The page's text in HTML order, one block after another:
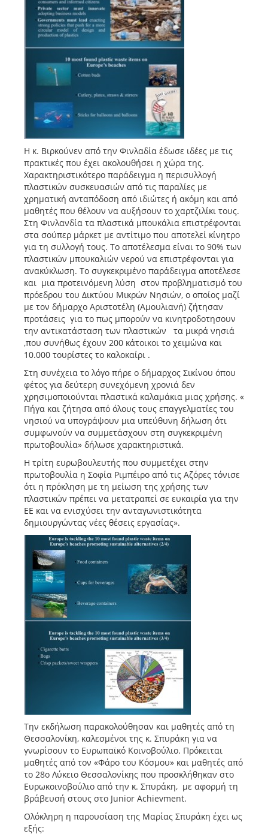
Η κ. Βιρκούνεν από την Φινλαδία έδωσε ιδέες με τις
πρακτικές που έχει ακολουθήσει η χώρα της.
Χαρακτηριστικότερο παράδειγμα η περισυλλογή
πλαστικών συσκευασιών από τις παραλίες με
χρηματική ανταπόδοση από ιδιώτες ή ακόμη και από
μαθητές που θέλουν να αυξήσουν το χαρτζιλίκι τους.
Στη Φινλανδία τα πλαστικά μπουκάλια επιστρέφονται
στα σούπερ μάρκετ με αντίτιμο που αποτελεί κίνητρο
για τη συλλογή τους. Το αποτέλεσμα είναι το 90% των
πλαστικών μπουκαλιών νερού να επιστρέφονται για
ανακύκλωση. Το συγκεκριμένο παράδειγμα αποτέλεσε
και μια προτεινόμενη λύση στον προβληματισμό του
πρόεδρου του Δικτύου Μικρών Νησιών, ο οποίος μαζί
με τον δήμαρχο Αριστοτέλη (Αμουλιανή) ζήτησαν
προτάσεις για το πως μπορούν να κινητροδοτησουν
την αντικατάσταση των πλαστικών τα μικρά νησιά
,που συνήθως έχουν 200 κάτοικοι το χειμώνα και
10.000 τουρίστες το καλοκαίρι .
Στη συνέχεια το λόγο πήρε ο δήμαρχος Σικίνου όπου
φέτος για δεύτερη συνεχόμενη χρονιά δεν
χρησιμοποιούνται πλαστικά καλαμάκια μιας χρήσης. «
Πήγα και ζήτησα από όλους τους επαγγελματίες του
νησιού να υπογράψουν μια υπεύθυνη δήλωση ότι
συμφωνούν να συμμετάσχουν στη συγκεκριμένη
πρωτοβουλία» δήλωσε χαρακτηριστικά.
Η τρίτη ευρωβουλευτής που συμμετέχει στην
πρωτοβουλία η Σοφία Ριμπέιρο από τις Αζόρες τόνισε
ότι η πρόκληση με τη μείωση της χρήσης των
πλαστικών πρέπει να μετατραπεί σε ευκαιρία για την
ΕΕ και να ενισχύσει την ανταγωνιστικότητα
δημιουργώντας νέες θέσεις εργασίας».
Την εκδήλωση παρακολούθησαν και μαθητές από τη
Θεσσαλονίκη, καλεσμένοι της κ. Σπυράκη για να
γνωρίσουν το Ευρωπαϊκό Κοινοβούλιο. Πρόκειται
μαθητές από τον «Φάρο του Κόσμου» και μαθητές από
το 28ο Λύκειο Θεσσαλονίκης που προσκλήθηκαν στο
Ευρωκοινοβούλιο από την κ. Σπυράκη, με αφορμή τη
βράβευσή στους στο Junior Achievment.
Ολόκληρη η παρουσίαση της Μαρίας Σπυράκη έχει ως
εξής: